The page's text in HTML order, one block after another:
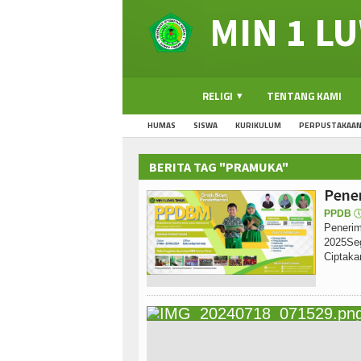
MIN 1
RELIGI TENTANG KAMI
HUMAS SISWA KURIKULUM PERPUSTAKAAN
BERITA TAG "PRAMUKA"
PPDB